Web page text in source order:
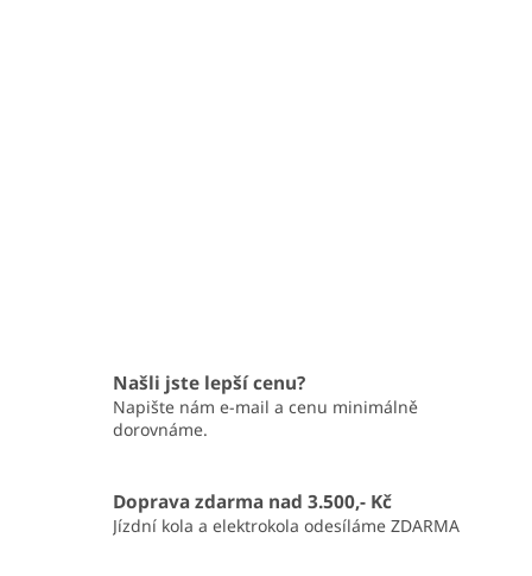
Našli jste lepší cenu?
Napište nám e-mail a cenu minimálně
dorovnáme.
Doprava zdarma nad 3.500,- Kč
Jízdní kola a elektrokola odesíláme ZDARMA